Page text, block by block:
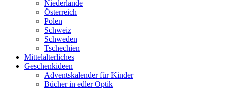
Niederlande
Österreich
Polen
Schweiz
Schweden
Tschechien
Mittelalterliches
Geschenkideen
Adventskalender für Kinder
Bücher in edler Optik